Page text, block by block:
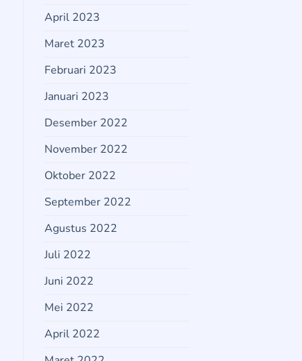
April 2023
Maret 2023
Februari 2023
Januari 2023
Desember 2022
November 2022
Oktober 2022
September 2022
Agustus 2022
Juli 2022
Juni 2022
Mei 2022
April 2022